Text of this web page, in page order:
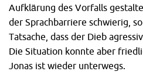
Aufklärung des Vorfalls
der Sprachbarriere schwierig,
Tatsache, dass der Dieb
Die Situation konnte aber
Jonas ist wieder unterwegs.